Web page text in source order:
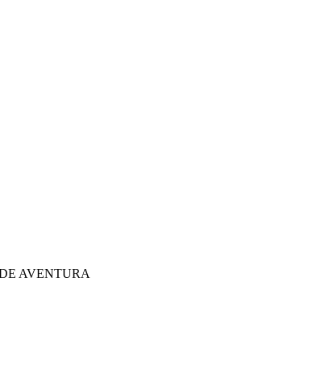
AVENTURA